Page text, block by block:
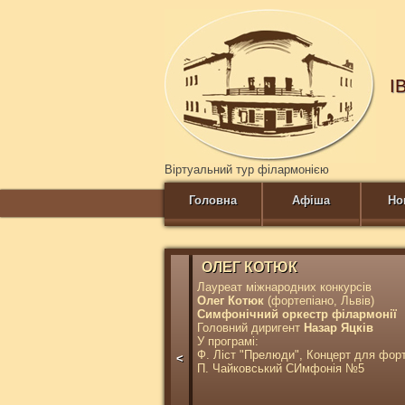
Віртуальний тур філармонією
Головна Афіша
<
ОЛЕГ КОТЮК
Лауреат міжнародних конкурсів
Олег Котюк (фортепіано, Львів)
Симфонічний оркестр філармонії
Головний диригент Назар Яцків
У програмі:
Ф. Ліст "Прелюди", Концерт для
П. Чайковський СИмфонія №5